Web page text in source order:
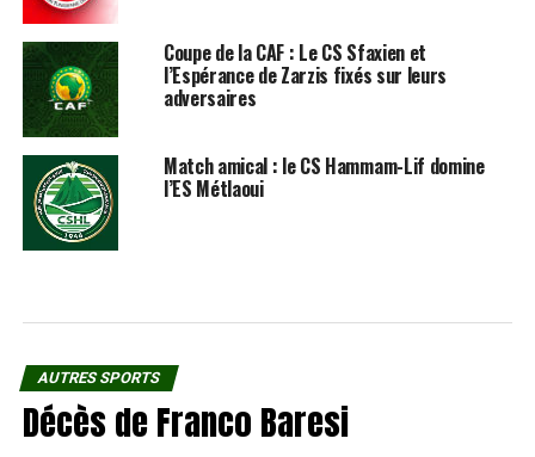
Coupe de la CAF : Le CS Sfaxien et
l’Espérance de Zarzis fixés sur leurs
adversaires
Match amical : le CS Hammam-Lif domine
l’ES Métlaoui
AUTRES SPORTS
Décès de Franco Baresi